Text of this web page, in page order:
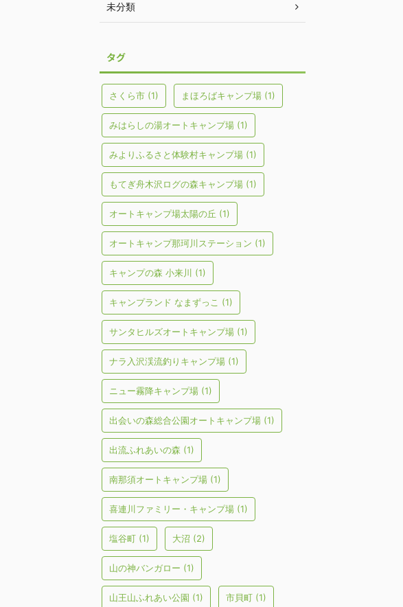
未分類
タグ
さくら市 (1) まほろばキャンプ場 (1)
みはらしの湯オートキャンプ場 (1)
みよりふるさと体験村キャンプ場 (1)
もてぎ舟木沢ログの森キャンプ場 (1)
オートキャンプ場太陽の丘 (1)
オートキャンプ那珂川ステーション (1)
キャンプの森 小来川 (1)
キャンプランド なまずっこ (1)
サンタヒルズオートキャンプ場 (1)
ナラ入沢渓流釣りキャンプ場 (1)
ニュー霧降キャンプ場 (1)
出会いの森総合公園オートキャンプ場 (1)
出流ふれあいの森 (1)
南那須オートキャンプ場 (1)
喜連川ファミリー・キャンプ場 (1)
塩谷町 (1) 大沼 (2)
山の神バンガロー (1)
山王山ふれあい公園 (1) 市貝町 (1)